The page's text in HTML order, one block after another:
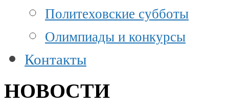
Политеховские субботы
Олимпиады и конкурсы
Контакты
НОВОСТИ